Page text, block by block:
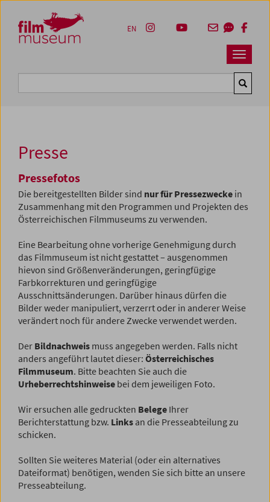
Zum Inhalt
Zum Hauptmenü
Zur Servicenavigation
Zum Suche
Navbar
EN
Presse
Pressefotos
Die bereitgestellten Bilder sind nur für Pressezwecke in
Zusammenhang mit den Programmen und Projekten des
Österreichischen Filmmuseums zu verwenden.
Eine Bearbeitung ohne vorherige Genehmigung durch
das Filmmuseum ist nicht gestattet – ausgenommen
hievon sind Größenveränderungen, geringfügige
Farbkorrekturen und geringfügige
Ausschnittsänderungen. Darüber hinaus dürfen die
Bilder weder manipuliert, verzerrt oder in anderer Weise
verändert noch für andere Zwecke verwendet werden.
Der Bildnachweis muss angegeben werden. Falls nicht
anders angeführt lautet dieser: Österreichisches
Filmmuseum. Bitte beachten Sie auch die
Urheberrechtshinweise bei dem jeweiligen Foto.
Wir ersuchen alle gedruckten Belege Ihrer
Berichterstattung bzw. Links an die Presseabteilung zu
schicken.
Sollten Sie weiteres Material (oder ein alternatives
Dateiformat) benötigen, wenden Sie sich bitte an unsere
Presseabteilung.